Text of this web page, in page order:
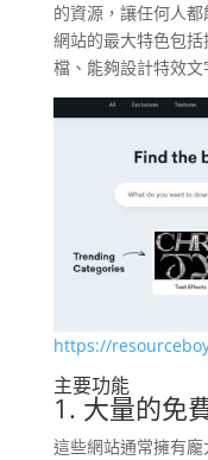
的資源，讓任何人
網站的最大特色包
檔、能夠設計特效
https://
主要功能
1. 大量的免
這些網站通常擁有